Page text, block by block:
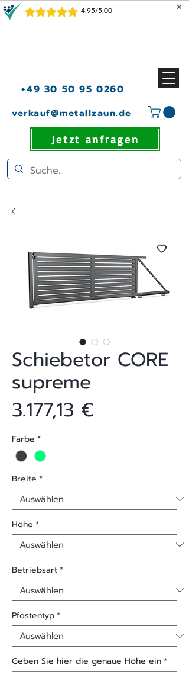
✕
+49 30 50 95 0260
verkauf@metallzaun.de
Jetzt anfragen
Schiebetor CORE
supreme
3.177,13 €
Farbe *
Breite *
Höhe *
Betriebsart*
Pfostentyp*
Geben Sie hier die genaue Höhe ein*